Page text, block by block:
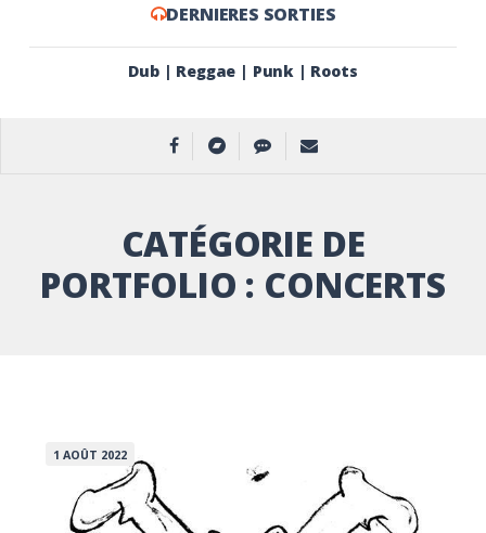
DERNIERES SORTIES
Dub | Reggae | Punk | Roots
CATÉGORIE DE
PORTFOLIO : CONCERTS
1 AOÛT 2022